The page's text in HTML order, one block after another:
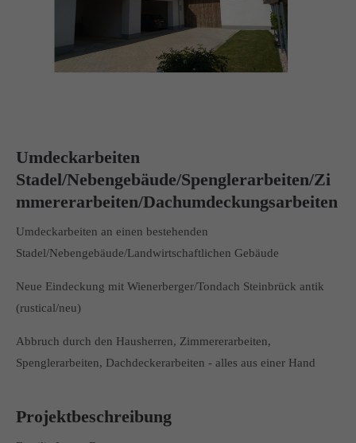
Umdeckarbeiten
Stadel/Nebengebäude/Spenglerarbeiten/Zi
mmererarbeiten/Dachumdeckungsarbeiten
Umdeckarbeiten an einen bestehenden
Stadel/Nebengebäude/Landwirtschaftlichen Gebäude
Neue Eindeckung mit Wienerberger/Tondach Steinbrück antik
(rustical/neu)
Abbruch durch den Hausherren, Zimmererarbeiten,
Spenglerarbeiten, Dachdeckerarbeiten - alles aus einer Hand
Projektbeschreibung